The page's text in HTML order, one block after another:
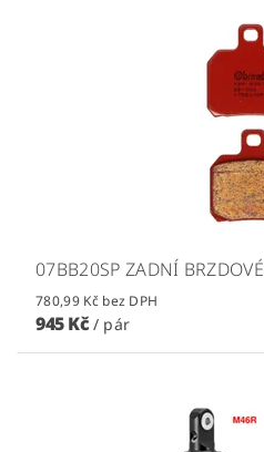
07BB20SP ZADNÍ
780,99 Kč bez DPH
945 Kč / pár